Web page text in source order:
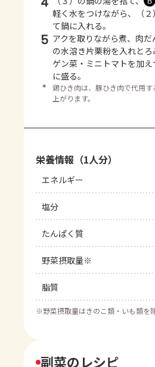
軽く水をつけながら、（
て鍋に入れる。
5 アクを取りながら煮、肉だ
の水溶き片栗粉を入れと
ゲン菜・ミニトマトを加
に盛る。
＊
鶏ひき肉は、豚ひき肉で代用
上がります。
栄養情報（1人分）
エネルギー
塩分
たんぱく質
野菜摂取量※
脂質
※野菜摂取量はきのこ類・いも類を
副菜のレシピ